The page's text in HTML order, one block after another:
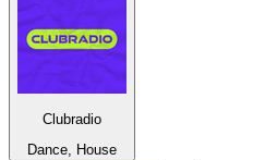
Clubradio
Dance, House